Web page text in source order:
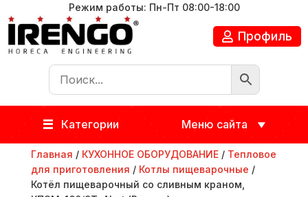
Режим работы: Пн-Пт 08:00-18:00
Профиль
Категории Меню сайта
Главная / КУХОННОЕ ОБОРУДОВАНИЕ/ Тепловое
для приготовления / Котлы пищеварочные /
Котёл пищеварочный со сливным краном,